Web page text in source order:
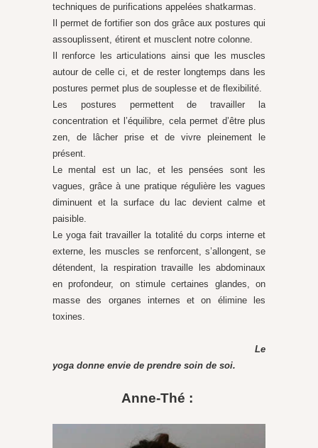
techniques de purifications appelées shatkarmas.
Il permet de fortifier son dos grâce aux postures qui
assouplissent, étirent et musclent notre colonne.
Il renforce les articulations ainsi que les muscles
autour de celle ci, et de rester longtemps dans les
postures permet plus de souplesse et de flexibilité.
Les postures permettent de travailler la
concentration et l’équilibre, cela permet d’être plus
zen, de lâcher prise et de vivre pleinement le
présent.
Le mental est un lac, et les pensées sont les
vagues, grâce à une pratique régulière les vagues
diminuent et la surface du lac devient calme et
paisible.
Le yoga fait travailler la totalité du corps interne et
externe, les muscles se renforcent, s’allongent, se
détendent, la respiration travaille les abdominaux
en profondeur, on stimule certaines glandes, on
masse des organes internes et on élimine les
toxines.
Le
yoga donne envie de prendre soin de soi.
Anne-Thé :